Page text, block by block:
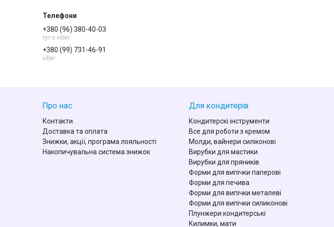
+380 (96) 380-40-03
тут є viber
+380 (99) 731-46-91
viber
Про нас
Контакти
Доставка та оплата
Знижки, акції, програма лояльності
Накопичувальна система знижок
Для кондитерів
Кондитерскі інструменти
Все для роботи з кремом
Молди, вайнери силіконові
Вирубки для мастики
Вирубки для пряників
Форми для випічки паперові
Форми для печива
Форми для випічки металеві
Форми для випічки силиконові
Плунжери кондитерські
Килимки, мати